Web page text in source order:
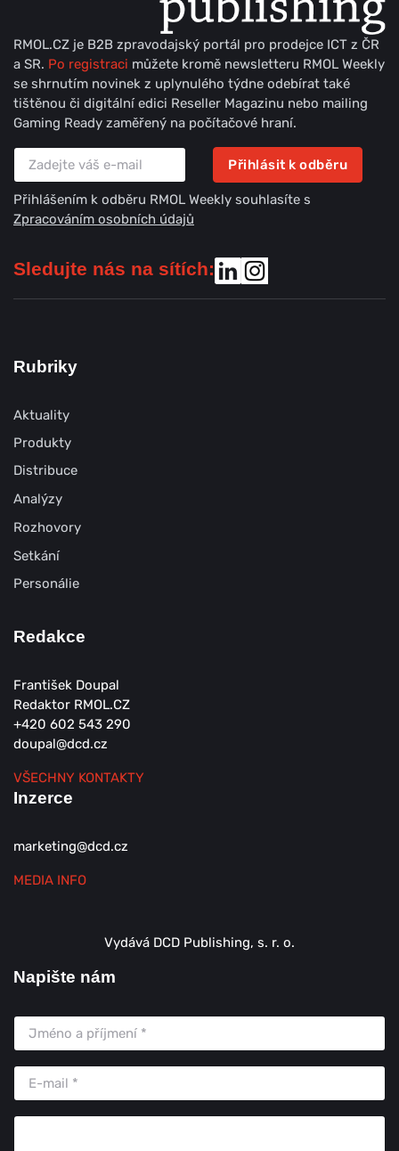
RMOL.CZ je B2B zpravodajský portál pro prodejce ICT z ČR
a SR. Po registraci můžete kromě newsletteru RMOL Weekly
se shrnutím novinek z uplynulého týdne odebírat také
tištěnou či digitální edici Reseller Magazinu nebo mailing
Gaming Ready zaměřený na počítačové hraní.
Přihlásit k odběru
Přihlášením k odběru RMOL Weekly souhlasíte s
Zpracováním osobních údajů
Sledujte nás na sítích:
Rubriky
Aktuality
Produkty
Distribuce
Analýzy
Rozhovory
Setkání
Personálie
Redakce
František Doupal
Redaktor RMOL.CZ
+420 602 543 290
doupal@dcd.cz
VŠECHNY KONTAKTY
Inzerce
marketing@dcd.cz
MEDIA INFO
Vydává DCD Publishing, s. r. o.
Napište nám